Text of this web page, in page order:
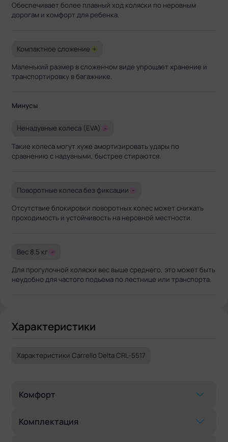
Обеспечивает более плавный ход коляски по неровным
дорогам и комфорт для ребенка.
Компактное сложение +
Маленький размер в сложенном виде упрощает хранение и
транспортировку в багажнике.
Минусы
Ненадувные колеса (EVA) -
Такие колеса могут хуже амортизировать удары по
сравнению с надувными, быстрее стираются.
Поворотные колеса без фиксации -
Отсутствие блокировки поворотных колес может снижать
проходимость и устойчивость на неровной местности.
Вес 8.5 кг -
Для прогулочной коляски вес выше среднего, это может быть
неудобно для частого подъема по лестнице или транспорта.
Характеристики
Характеристики Carrello Delta CRL-5517
Комфорт
Комплектация